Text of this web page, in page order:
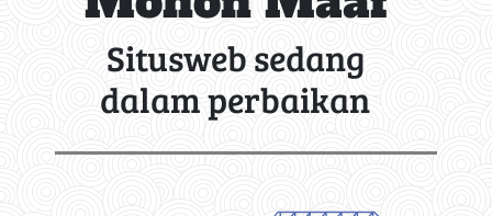
Situsweb sedang
dalam perbaikan